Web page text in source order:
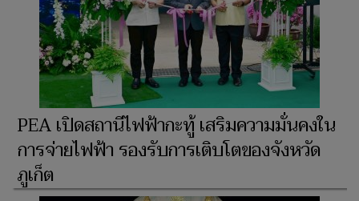
PEA เปิดสถานีไฟฟ้ากะทู้ เสริมความมั่นคงใน
การจ่ายไฟฟ้า รองรับการเติบโตของจังหวัด
ภูเก็ต